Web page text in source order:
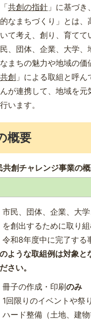
共創の指針 」に基づ
的なまちづくり」とは
て考え、創り、育てて
、団体、企業、大学
まちの魅力や地域の
共創 」による取組と呼ん
が連携して、地域を
います。
概要
創チャレンジ事業の
市民、団体、企業、大
を創出するために取り
令和8年度中に完了する
ような取組例は対象
さい。
冊子の作成・印刷のみ
1回限りのイベントや祭
ハード整備（土地、建